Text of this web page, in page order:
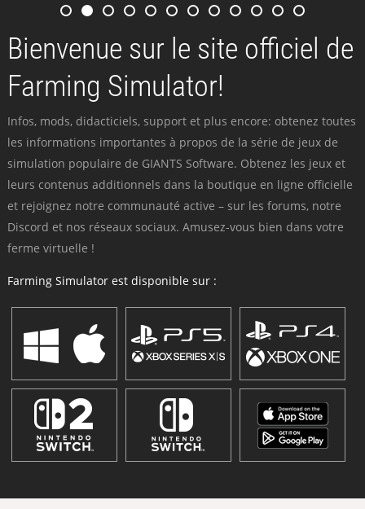
Bienvenue sur le site officiel de
Farming Simulator!
Infos, mods, didacticiels, support et plus encore: obtenez toutes
les informations importantes à propos de la série de jeux de
simulation populaire de GIANTS Software. Obtenez les jeux et
leurs contenus additionnels dans la boutique en ligne officielle
et rejoignez notre communauté active – sur les forums, notre
Discord et nos réseaux sociaux. Amusez-vous bien dans votre
ferme virtuelle !
Farming Simulator est disponible sur :